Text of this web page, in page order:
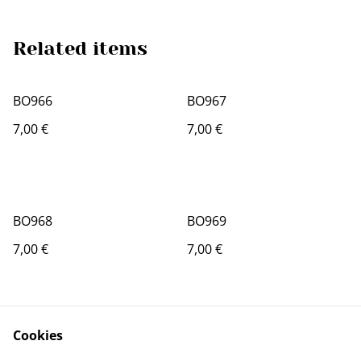
Related items
BO966
7,00 €
BO967
7,00 €
BO968
7,00 €
BO969
7,00 €
Cookies